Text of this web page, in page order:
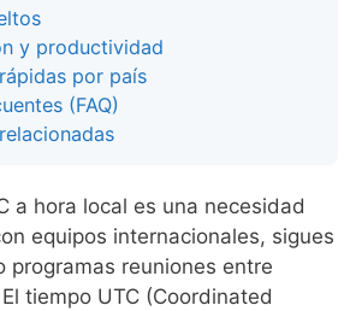
y productividad
por país
(FAQ)
a hora local es una necesidad
equipos internacionales, sigues
programas reuniones entre
tiempo UTC (Coordinated